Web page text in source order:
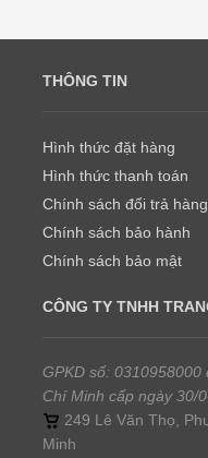
THÔNG TIN
Hình thức đặt hàng
Hình thức thanh toán
Chính sách đổi trả hàng
Chính sách bảo hành
Chính sách bảo mật
CÔNG TY TNHH
GPKD số:
Chí Minh cấp ngày 30/
249 Lê Văn Thọ,
Minh